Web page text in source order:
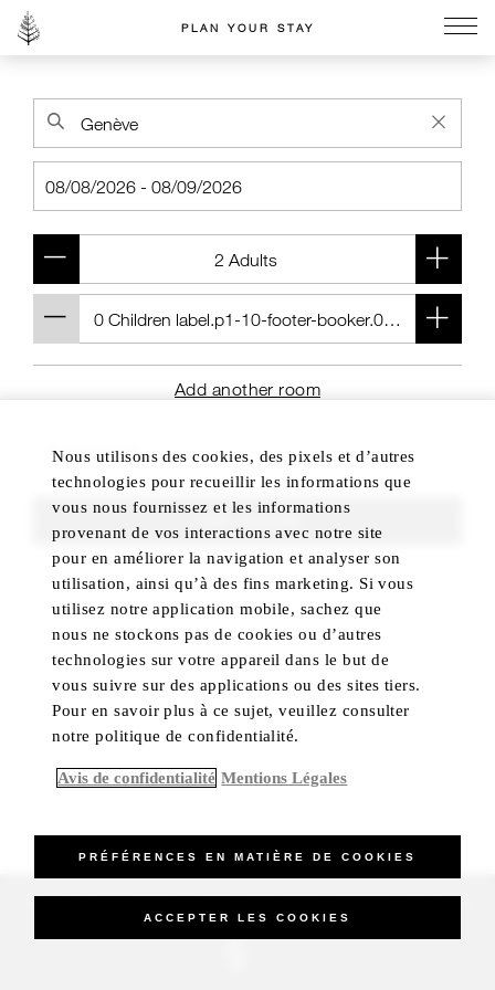
PLAN YOUR STAY
Add another room
_Four Seasons Hotels Limited 1997-2026. All Rights Reserved.
Nous utilisons des cookies, des pixels et d’autres
technologies pour recueillir les informations que
vous nous fournissez et les informations
provenant de vos interactions avec notre site
pour en améliorer la navigation et analyser son
utilisation, ainsi qu’à des fins marketing. Si vous
utilisez notre application mobile, sachez que
nous ne stockons pas de cookies ou d’autres
technologies sur votre appareil dans le but de
vous suivre sur des applications ou des sites tiers.
Pour en savoir plus à ce sujet, veuillez consulter
notre politique de confidentialité.
Avis de confidentialité Mentions Légales
PRÉFÉRENCES EN MATIÈRE DE COOKIES
ACCEPTER LES COOKIES